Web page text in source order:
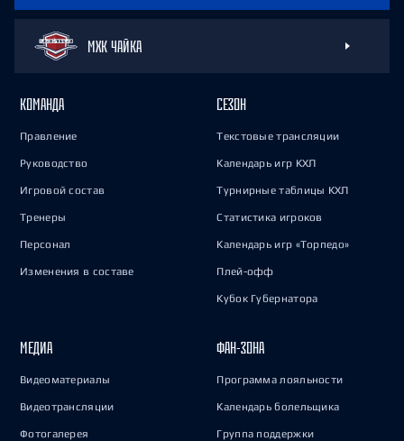
МХК ЧАЙКА
КОМАНДА
Правление
Руководство
Игровой состав
Тренеры
Персонал
Изменения в составе
СЕЗОН
Текстовые трансляции
Календарь игр КХЛ
Турнирные таблицы КХЛ
Статистика игроков
Календарь игр «Торпедо»
Плей-офф
Кубок Губернатора
МЕДИА
Видеоматериалы
Видеотрансляции
Фотогалерея
ФАН-ЗОНА
Программа лояльности
Календарь болельщика
Группа поддержки